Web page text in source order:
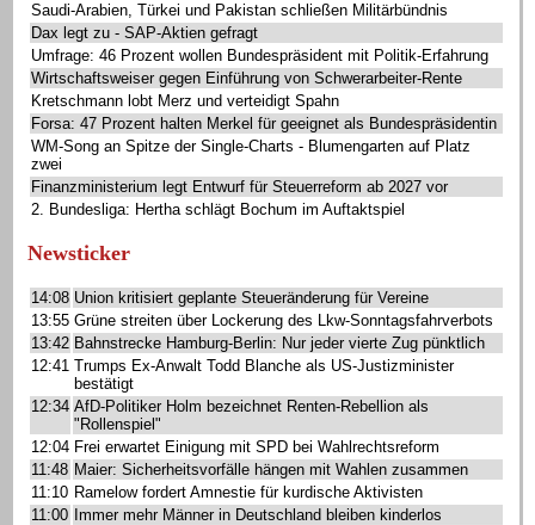
Saudi-Arabien, Türkei und Pakistan schließen Militärbündnis
Dax legt zu - SAP-Aktien gefragt
Umfrage: 46 Prozent wollen Bundespräsident mit Politik-Erfahrung
Wirtschaftsweiser gegen Einführung von Schwerarbeiter-Rente
Kretschmann lobt Merz und verteidigt Spahn
Forsa: 47 Prozent halten Merkel für geeignet als Bundespräsidentin
WM-Song an Spitze der Single-Charts - Blumengarten auf Platz
zwei
Finanzministerium legt Entwurf für Steuerreform ab 2027 vor
2. Bundesliga: Hertha schlägt Bochum im Auftaktspiel
Newsticker
14:08 Union kritisiert geplante Steueränderung für Vereine
13:55 Grüne streiten über Lockerung des Lkw-Sonntagsfahrverbots
13:42 Bahnstrecke Hamburg-Berlin: Nur jeder vierte Zug pünktlich
12:41 Trumps Ex-Anwalt Todd Blanche als US-Justizminister
bestätigt
12:34 AfD-Politiker Holm bezeichnet Renten-Rebellion als
"Rollenspiel"
12:04 Frei erwartet Einigung mit SPD bei Wahlrechtsreform
11:48 Maier: Sicherheitsvorfälle hängen mit Wahlen zusammen
11:10 Ramelow fordert Amnestie für kurdische Aktivisten
11:00 Immer mehr Männer in Deutschland bleiben kinderlos